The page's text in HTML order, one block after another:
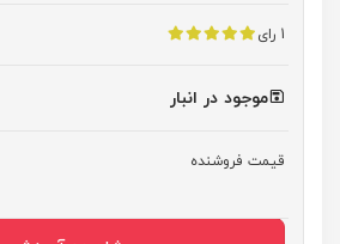
1 رای
موجود در انبار
قیمت فروشنده